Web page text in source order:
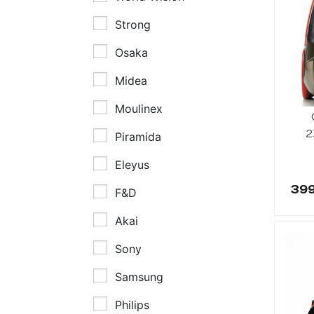
Встраиваемая Техника
Крупная Бытовая Техника
Морозильные Лари
Мелкобытовая Техника
Чайники
Блендеры
Strong
Osaka
Midea
Moulinex
Piramida
Eleyus
F&D
Аkai
Sony
Samsung
Philips